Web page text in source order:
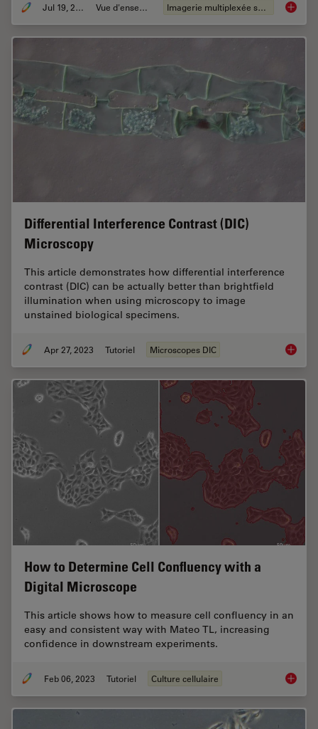
Jul 19, 2023 Vue d'ensemble Imagerie multiplexée spatiale Spatial
Differential Interference Contrast (DIC)
Microscopy
This article demonstrates how differential interference
contrast (DIC) can be actually better than brightfield
illumination when using microscopy to image
unstained biological specimens.
Apr 27, 2023 Tutoriel Microscopes DIC
How to Determine Cell Confluency with a
Digital Microscope
This article shows how to measure cell confluency in an
easy and consistent way with Mateo TL, increasing
confidence in downstream experiments.
Feb 06, 2023 Tutoriel Culture cellulaire How to